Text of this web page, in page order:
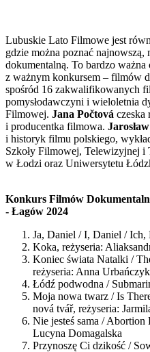
Lubuskie Lato Filmowe jest
gdzie można poznać
dokumentalną. To bardzo
z ważnym konkursem – filmów
spośród 16 zakwalifikowanych
pomysłodawczyni i wieloletnia
Filmowej. Jana Počtová czeska
i producentka filmowa.
i historyk filmu polskiego,
Szkoły Filmowej, Telewizyjnej i
w Łodzi oraz Uniwersytetu
Konkurs Filmów
- Łagów 2024
Ja, Daniel / I, Daniel /
Koka, reżyseria:
Koniec świata Natalki /
reżyseria: Anna Urbańczyk
Łódź podwodna /
Moja nowa twarz / Is
nová tvář, reżyseria:
Nie jesteś sama / Abortion
Lucyna Domagalska
Przynoszę Ci dzikość /